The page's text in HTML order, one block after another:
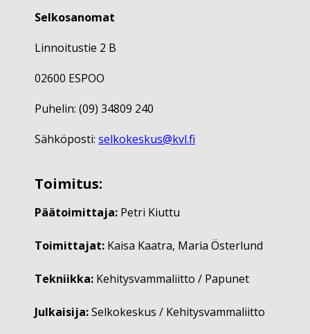
Selkosanomat
Linnoitustie 2 B
02600 ESPOO
Puhelin: (09) 34809 240
Sähköposti: selkokeskus@kvl.fi
Toimitus:
Päätoimittaja: Petri Kiuttu
Toimittajat: Kaisa Kaatra, Maria Österlund
Tekniikka: Kehitysvammaliitto / Papunet
Julkaisija:Selkokeskus / Kehitysvammaliitto